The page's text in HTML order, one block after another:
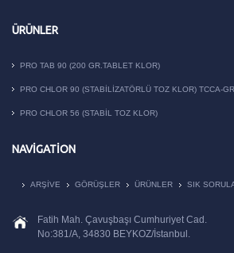
ÜRÜNLER
PRO TAB 90 (200 GR.TABLET KLOR)
PRO CHLOR 90 (STABILIZATÖRLÜ TOZ KLOR) TCCA-
PRO CHLOR 56 (STABIL TOZ KLOR)
NAVIGATION
ARŞIVE GÖRÜŞLER ÜRÜNLER SIK
Fatih Mah. Çavuşbaşı Cumhuriyet Cad.
No:381/A, 34830 BEYKOZ/İstanbul.